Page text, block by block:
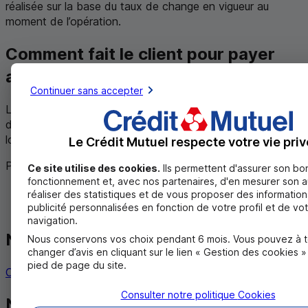
réalisée sur la base du taux de change en vigueur au
moment de l’opération.
Comment fait le client pour payer
avec une autre devise ?
Lorsqu’il insère sa carte bancaire, le terminal lui propose
directement l’option de paiement en euros ou en devise
locale.
Partagez cet article
Twitter
Facebook
Nous contacter
Contacter un chargé d’affaires
Continuer sans accepter
Le Crédit Mutuel respecte votre vie
Ce site utilise des cookies. Ils permettent d'assurer son
fonctionnement et, avec nos partenaires, d'en mesurer son
réaliser des statistiques et de vous proposer des
publicité personnalisées en fonction de votre profil et de
navigation.
Nous conservons vos choix pendant 6 mois. Vous pouvez à
changer d’avis en cliquant sur le lien « Gestion des cookies
pied de page du site.
Consulter notre politique Cookies